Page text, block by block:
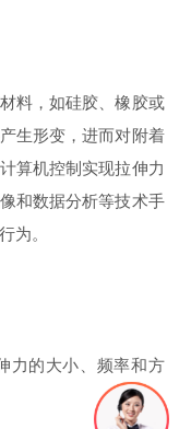
料，如硅胶、橡胶或
生形变，进而对附着
算机控制实现拉伸力
和数据分析等技术手
为。
的大小、频率和方